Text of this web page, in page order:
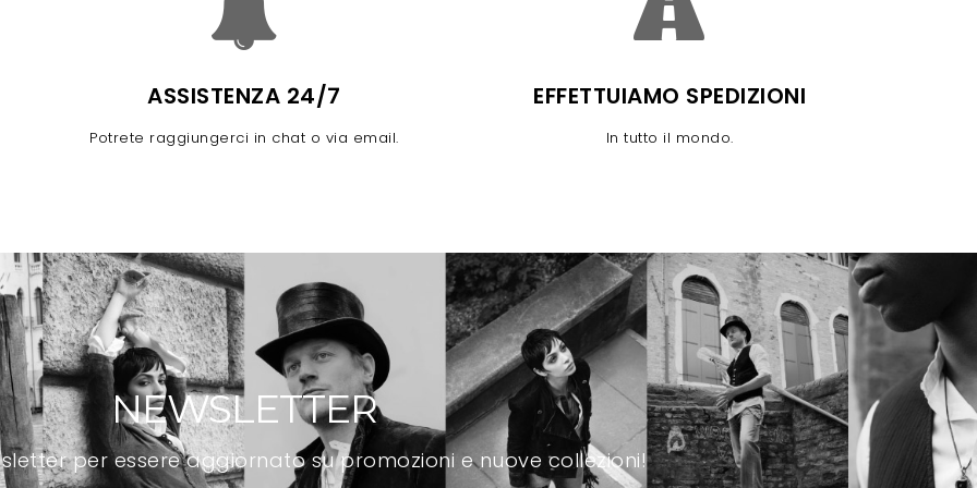
ASSISTENZA 24/7
Potrete raggiungerci in chat o via email.
EFFETTUIAMO SPEDIZIONI
In tutto il mondo.
NEWSLETTER
per essere aggiornato su promozioni e nuove collezioni!